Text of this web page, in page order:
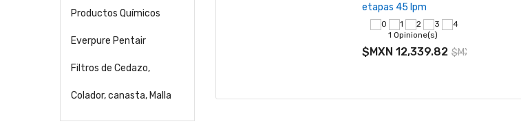
Productos Químicos
Everpure Pentair
Filtros de Cedazo,
Colador, canasta, Malla
etapas 45 lpm
1 Opinione(s)
$MXN 12,339.82 $MXN 29,380.53